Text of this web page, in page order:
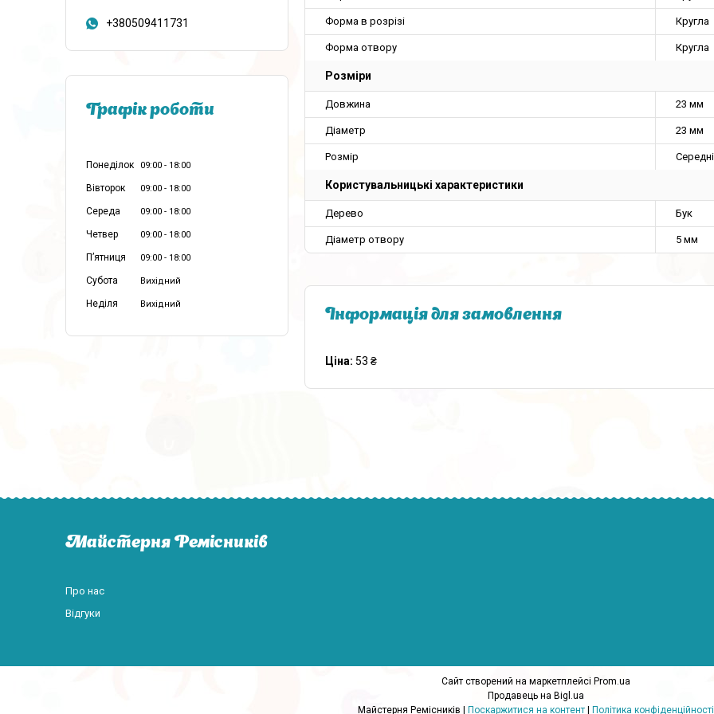
Форма в розрізі Кругла
Форма отвору Кругла
Розміри
Довжина 23 мм
Діаметр 23 мм
Розмір
Користувальницькі характеристики
Дерево Бук
Діаметр отвору 5 мм
Інформація для замовлення
Ціна: 53 ₴
+380509411731
Графік роботи
Понеділок 09:00 18:00
Вівторок 09:00 18:00
Середа 09:00 18:00
Четвер 09:00 18:00
Пʼятниця 09:00 18:00
Субота Вихідний
Неділя Вихідний
Майстерня Ремісників
Про нас
Відгуки
Сайт створений на маркетплейсі Prom.ua
Продавець на Bigl.ua
Майстерня Ремісників | Поскаржитися на контент | Політика конфіденційності